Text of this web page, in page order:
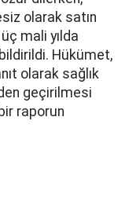
olarak satın
mali yılda
Hükümet,
olarak sağlık
geçirilmesi
raporun